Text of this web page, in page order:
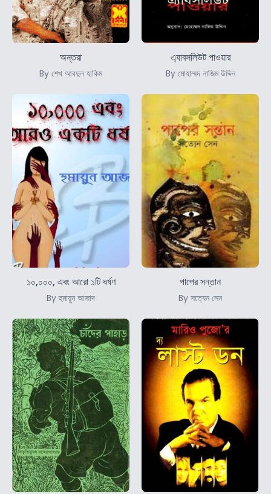
অন্তরা
By শেখ আবদুল হাকিম
এ্যাবসলিউট পাওয়ার
By মোহাম্মদ নাজিম উদ্দিন
১০,০০০, এবং আরো ১টি ধর্ষণ
By হুমায়ুন আজাদ
পাপের সন্তান
By সত্যেন সেন